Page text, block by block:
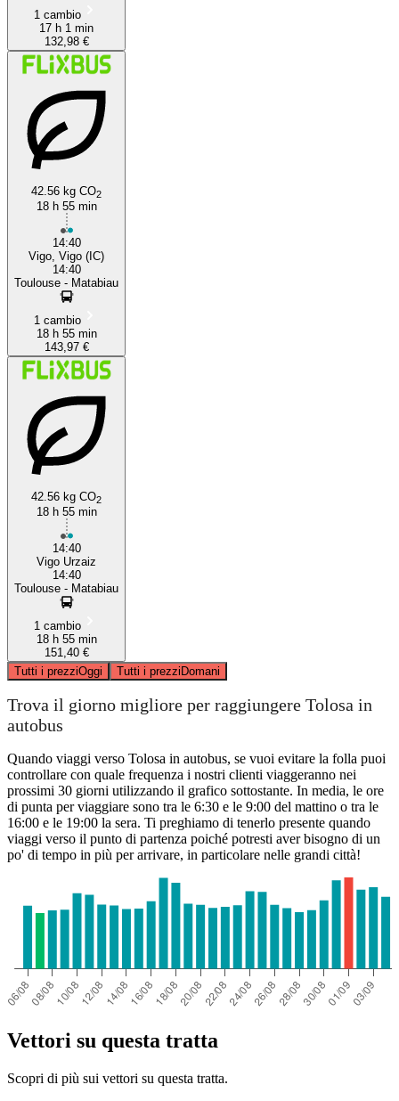
1 cambio
17 h 1 min
132,98 €
42.56 kg CO2
18 h 55 min
14:40
Vigo, Vigo (IC)
14:40
Toulouse - Matabiau
1 cambio
18 h 55 min
143,97 €
42.56 kg CO2
18 h 55 min
14:40
Vigo Urzaiz
14:40
Toulouse - Matabiau
1 cambio
18 h 55 min
151,40 €
Tutti i prezziOggi Tutti i prezziDomani
Trova il giorno migliore per raggiungere Tolosa in
autobus
Quando viaggi verso Tolosa in autobus, se vuoi evitare la folla puoi
controllare con quale frequenza i nostri clienti viaggeranno nei
prossimi 30 giorni utilizzando il grafico sottostante. In media, le ore
di punta per viaggiare sono tra le 6:30 e le 9:00 del mattino o tra le
16:00 e le 19:00 la sera. Ti preghiamo di tenerlo presente quando
viaggi verso il punto di partenza poiché potresti aver bisogno di un
po' di tempo in più per arrivare, in particolare nelle grandi città!
Vettori su questa tratta
Scopri di più sui vettori su questa tratta.